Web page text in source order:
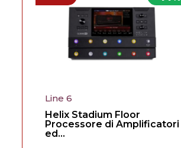
Line 6
Helix Stadium Floor
Processore di Amplificatori
ed...